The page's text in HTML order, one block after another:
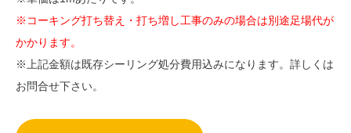
※コーキング打ち替え・打ち増し工事のみの場合は別途足場代が
かかります。
※上記金額は既存シーリング処分費用込みになります。詳しくは
お問合せ下さい。